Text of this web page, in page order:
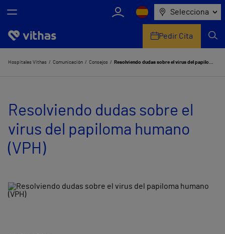
Selecciona
Nosotros
Servicios de salud
Equipo médico y asistencial
Información útil
Comunicación
Pedir Cita
Hospitales Vithas Comunicación Consejos Resolviendo dudas sobre el virus del papiloma humano (VPH)
Resolviendo dudas sobre el
virus del papiloma humano
(VPH)